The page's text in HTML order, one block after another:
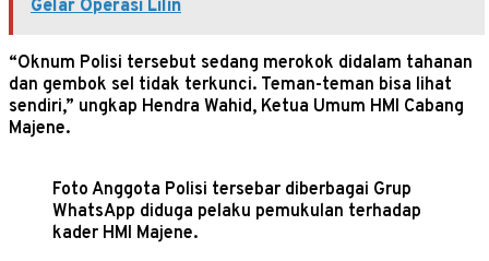
Gelar Operasi Lilin
“Oknum Polisi tersebut sedang merokok didalam tahanan
dan gembok sel tidak terkunci. Teman-teman bisa lihat
sendiri,” ungkap Hendra Wahid, Ketua Umum HMI Cabang
Majene.
Foto Anggota Polisi tersebar diberbagai Grup
WhatsApp diduga pelaku pemukulan terhadap
kader HMI Majene.